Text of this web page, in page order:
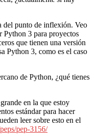
del punto de inflexión. Veo
Python 3 para proyectos
que tienen una versión
Python 3, como es el caso
de Python, ¿qué tienes
en la que estoy
estándar para hacer
leer sobre esto en el
pep-3156/